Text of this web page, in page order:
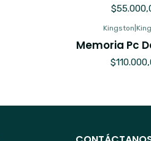
Kingston |
Memoria Pc